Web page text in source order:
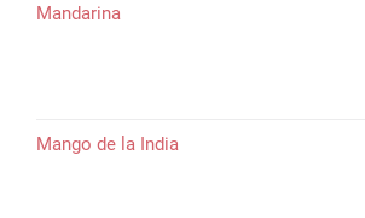
Mandarina
Mango de la India